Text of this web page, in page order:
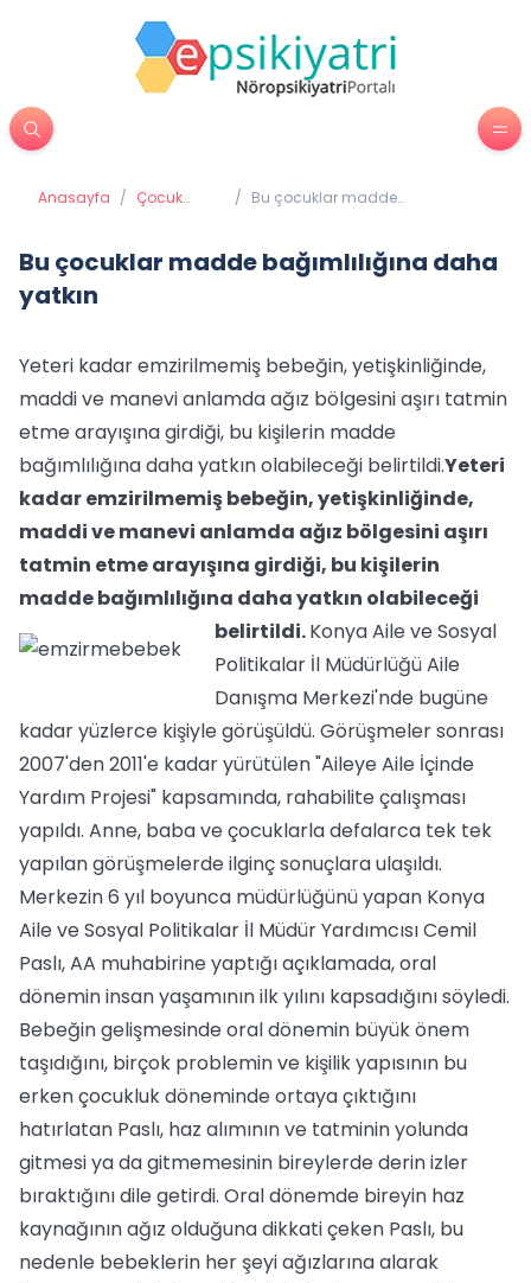
Anasayfa / Çocuk
/ Bu çocuklar madde
Bu çocuklar madde bağımlılığına daha
yatkın
Yeteri kadar emzirilmemiş bebeğin, yetişkinliğinde,
maddi ve manevi anlamda ağız bölgesini aşırı tatmin
etme arayışına girdiği, bu kişilerin madde
bağımlılığına daha yatkın olabileceği belirtildi.Yeteri
kadar emzirilmemiş bebeğin, yetişkinliğinde,
maddi ve manevi anlamda ağız bölgesini aşırı
tatmin etme arayışına girdiği, bu kişilerin
madde bağımlılığına daha yatkın olabileceği
belirtildi.Konya Aile ve Sosyal
Politikalar İl Müdürlüğü Aile
Danışma Merkezi'nde bugüne
kadar yüzlerce kişiyle görüşüldü. Görüşmeler sonrası
2007'den 2011'e kadar yürütülen "Aileye Aile İçinde
Yardım Projesi" kapsamında, rahabilite çalışması
yapıldı. Anne, baba ve çocuklarla defalarca tek tek
yapılan görüşmelerde ilginç sonuçlara ulaşıldı.
Merkezin 6 yıl boyunca müdürlüğünü yapan Konya
Aile ve Sosyal Politikalar İl Müdür Yardımcısı Cemil
Paslı, AA muhabirine yaptığı açıklamada, oral
dönemin insan yaşamının ilk yılını kapsadığını söyledi.
Bebeğin gelişmesinde oral dönemin büyük önem
taşıdığını, birçok problemin ve kişilik yapısının bu
erken çocukluk döneminde ortaya çıktığını
hatırlatan Paslı, haz alımının ve tatminin yolunda
gitmesi ya da gitmemesinin bireylerde derin izler
bıraktığını dile getirdi. Oral dönemde bireyin haz
kaynağının ağız olduğuna dikkati çeken Paslı, bu
nedenle bebeklerin her şeyi ağızlarına alarak